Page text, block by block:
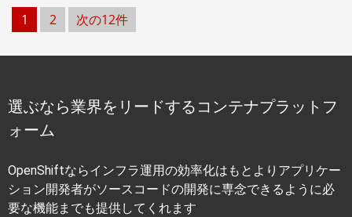
1 2 次の12件
選ぶなら業界をリードするコンテナプラットフ
ォーム
OpenShiftならインフラ運用の効率化はもとよりアプリケー
ション開発者がソースコードの開発に専念できるように必
要な機能までも提供してくれます